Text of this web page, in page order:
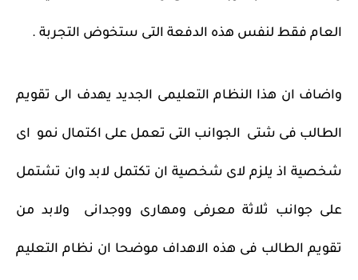
العام فقط لنفس هذه الدفعة التى ستخوض التجربة .
واضاف ان هذا النظام التعليمى الجديد يهدف الى تقويم
الطالب فى شتى الجوانب التى تعمل على اكتمال نمو اى
شخصية اذ يلزم لاى شخصية ان تكتمل لابد وان تشتمل
على جوانب ثلاثة معرفى ومهارى ووجدانى ولابد من
تقويم الطالب فى هذه الاهداف موضحا ان نظام التعليم